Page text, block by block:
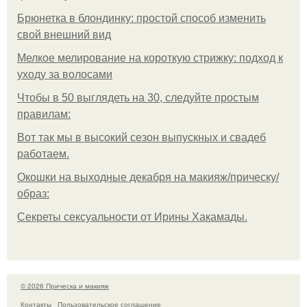
Брюнетка в блондинку: простой способ изменить
свой внешний вид
Мелкое мелирование на короткую стрижку: подход к
уходу за волосами
Чтобы в 50 выглядеть на 30, следуйте простым
правилам:
Вот так мы в высокий сезон выпускных и свадеб
работаем.
Окошки на выходные декабря на макияж/прическу/
образ:
Секреты сексуальности от Ирины Хакамады.
© 2026 Прическа и макияж
Контакты
Пользовательское соглашение